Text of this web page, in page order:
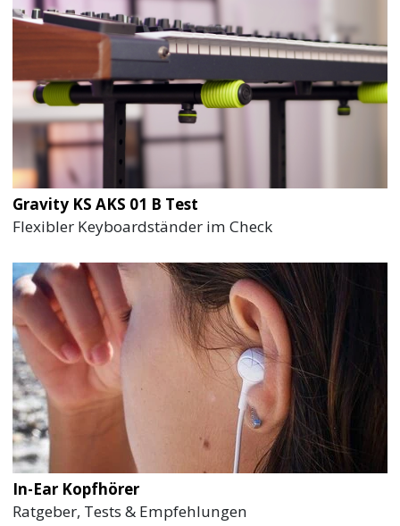
Gravity KS AKS 01 B Test
Flexibler Keyboardständer im Check
In-Ear Kopfhörer
Ratgeber, Tests & Empfehlungen